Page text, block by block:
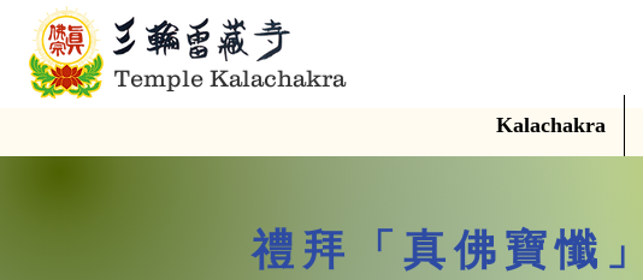
Temple Kalachakra
Kalachakra
禮拜「真佛寶懺